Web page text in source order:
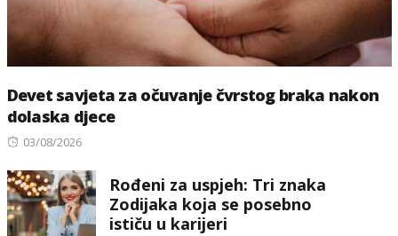
Devet savjeta za očuvanje čvrstog braka nakon
dolaska djece
Posted
03/08/2026
Rođeni za uspjeh: Tri znaka
Zodijaka koja se posebno
ističu u karijeri